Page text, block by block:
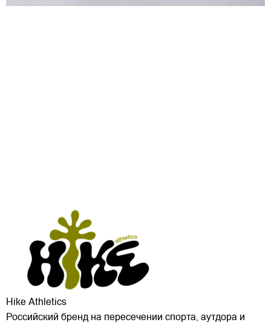
Hike Athletics
Российский бренд на пересечении спорта, аутдора и